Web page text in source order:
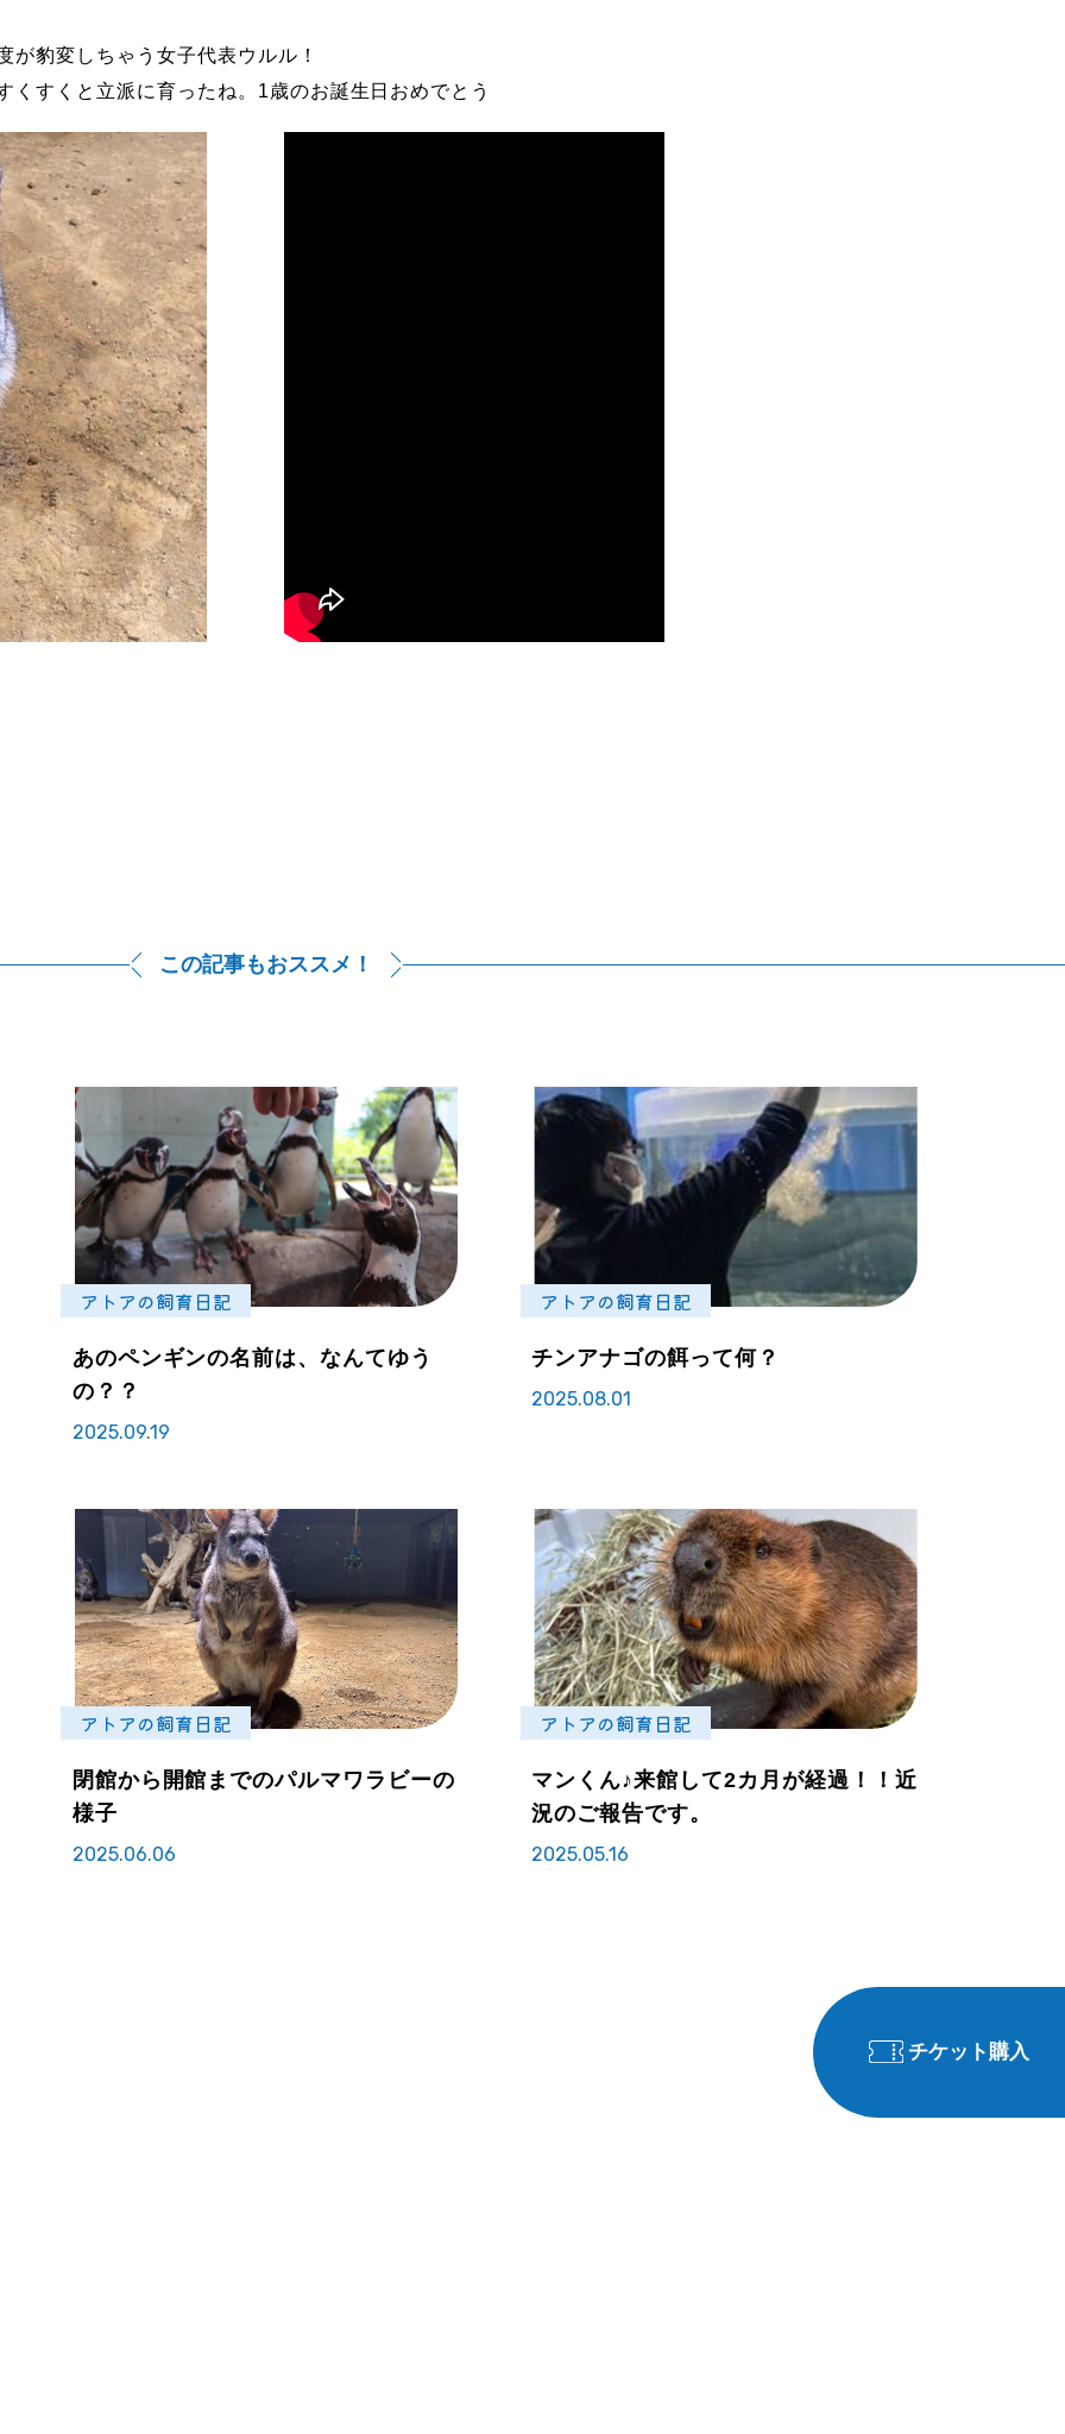
が豹変しちゃう女子代表ウルル！
くすくと立派に育ったね。1歳のお誕生日おめでとう
この記事もおススメ！
アトアの飼育日記
あのペンギンの名前は、なんてゆう
の？？
2025.09.19
アトアの飼育日記
チンアナゴの餌って何？
2025.08.01
アトアの飼育日記
閉館から開館までのパルマワラビーの
様子
2025.06.06
アトアの飼育日記
マンくん♪来館して2カ月が経過！！近
況のご報告です。
2025.05.16
チケット購入